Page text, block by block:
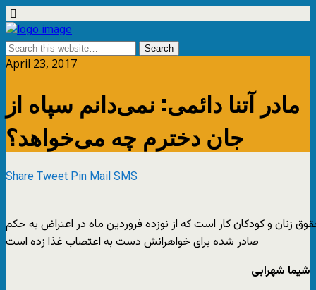
April 23, 2017
مادر آتنا دائمی: نمی‌دانم سپاه از
جان دخترم چه می‌خواهد؟
ShareTweetPinMailSMS
زنان و کودکان کار است که از نوزده فروردین ماه در اعتراض به حکم
صادر شده برای خواهرانش دست به اعتصاب غذا زده است
شیما شهرابی